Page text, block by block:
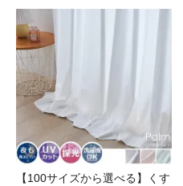
【100サイズから選べる】くす